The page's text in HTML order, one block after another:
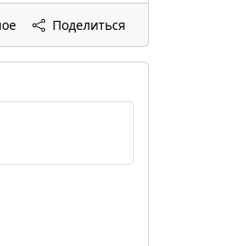
Поделиться